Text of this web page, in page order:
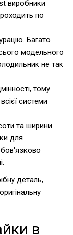
виробники
по
Багато
модельного
не так
тому
системи
та ширини.
для
деталь,
в